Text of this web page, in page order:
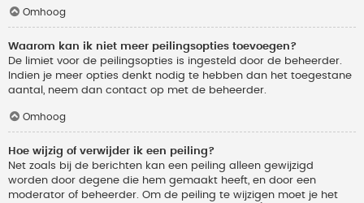
Omhoog
Waarom kan ik niet meer peilingsopties toevoegen?
De limiet voor de peilingsopties is ingesteld door de beheerder.
Indien je meer opties denkt nodig te hebben dan het toegestane
aantal, neem dan contact op met de beheerder.
Omhoog
Hoe wijzig of verwijder ik een peiling?
Net zoals bij de berichten kan een peiling alleen gewijzigd
worden door degene die hem gemaakt heeft, en door een
moderator of beheerder. Om de peiling te wijzigen moet je het